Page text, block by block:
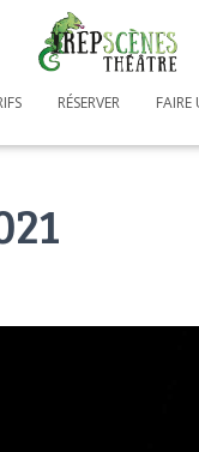
RÉSERVER